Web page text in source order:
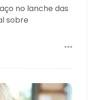
no lanche das
sobre